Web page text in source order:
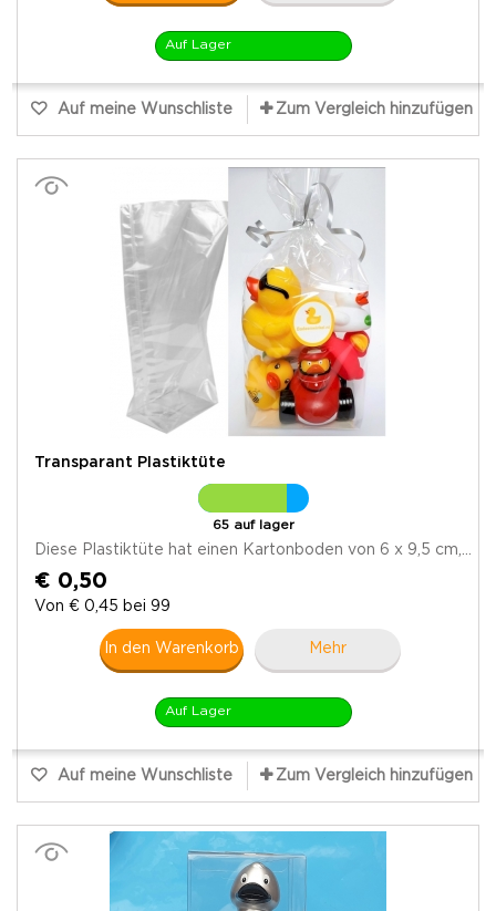
Auf Lager
Auf meine Wunschliste Zum Vergleich hinzufügen
Transparant Plastiktüte
65 auf lager
Diese Plastiktüte hat einen Kartonboden von 6 x 9,5 cm,...
€ 0,50
Von € 0,45 bei 99
In den Warenkorb Mehr
Auf Lager
Auf meine Wunschliste Zum Vergleich hinzufügen